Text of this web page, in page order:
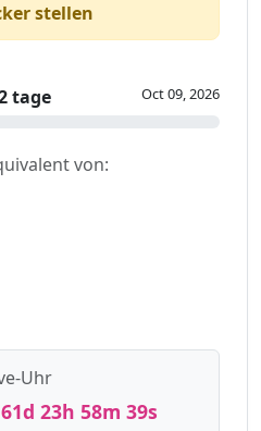
stellen
tage Oct 09, 2026
von:
Uhr
61d 23h 58m 39s